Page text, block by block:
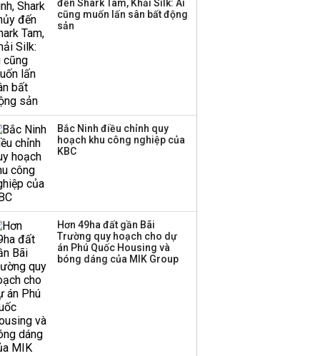
‘phất lên’ trong tháng 8,
nhóm ngành nào có
đến Shark Tam, Khải Silk: Ai
cũng muốn lấn sân bất động
sản
Bắc Ninh điều chỉnh quy
hoạch khu công nghiệp của
KBC
Hơn 49ha đất gần Bãi
Trường quy hoạch cho dự
án Phú Quốc Housing và
bóng dáng của MIK Group